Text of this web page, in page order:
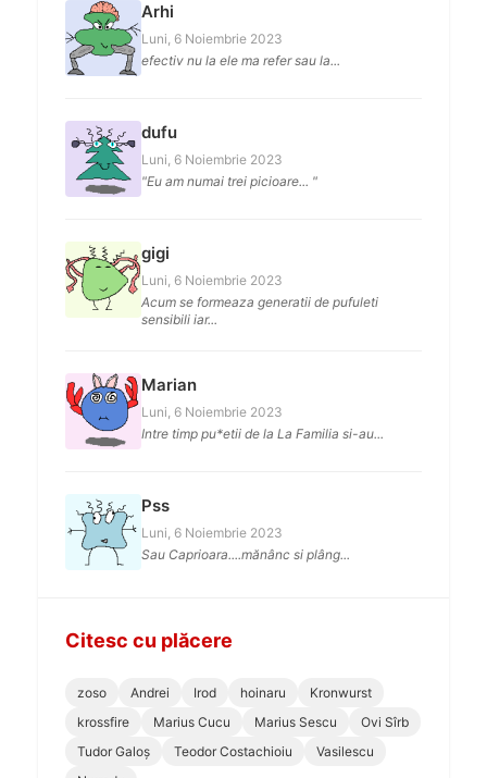
Arhi
Luni, 6 Noiembrie 2023
efectiv nu la ele ma refer sau la...
dufu
Luni, 6 Noiembrie 2023
"Eu am numai trei picioare... "
gigi
Luni, 6 Noiembrie 2023
Acum se formeaza generatii de pufuleti
sensibili iar...
Marian
Luni, 6 Noiembrie 2023
Intre timp pu*etii de la La Familia si-au...
Pss
Luni, 6 Noiembrie 2023
Sau Caprioara....mănânc si plâng...
Citesc cu plăcere
zoso Andrei Irod hoinaru
Kronwurst
krossfire
Marius Cucu Marius Sescu
Ovi Sîrb
Tudor Galoș
Teodor Costachioiu
Vasilescu